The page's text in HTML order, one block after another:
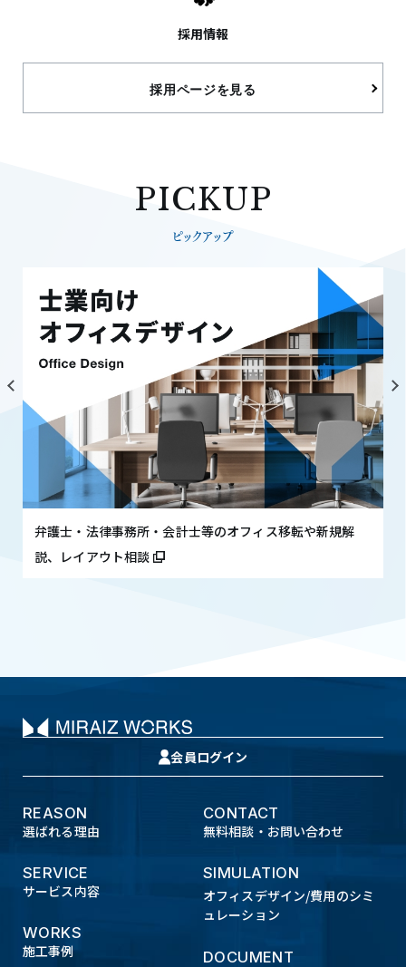
採用情報
採用ページを見る
PICKUP
ピックアップ
弁護士・法律事務所・会計士等のオフィス移転や新規解
説、レイアウト相談
会員ログイン
REASON
選ばれる理由
SERVICE
サービス内容
WORKS
施工事例
CONTACT
無料相談・お問い合わせ
SIMULATION
オフィスデザイン/費用のシミ
ュレーション
DOCUMENT